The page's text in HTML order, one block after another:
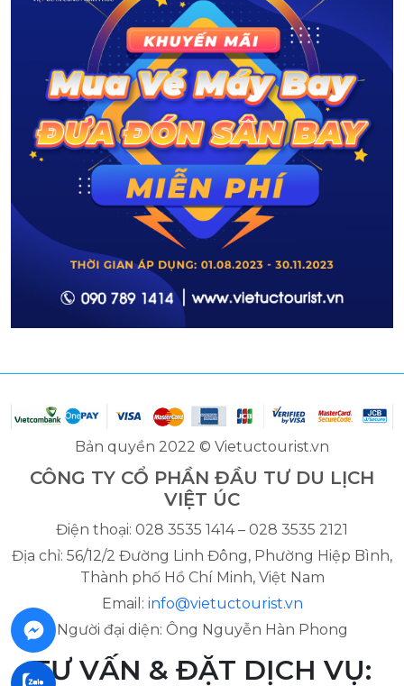
Bản quyền 2022 © Vietuctourist.vn
CÔNG TY CỔ PHẦN ĐẦU TƯ DU LỊCH
VIỆT ÚC
Điện thoại: 028 3535 1414 – 028 3535 2121
Địa chỉ: 56/12/2 Đường Linh Đông, Phường Hiệp Bình,
Thành phố Hồ Chí Minh, Việt Nam
Email: info@vietuctourist.vn
Người đại diện: Ông Nguyễn Hàn Phong
TƯ VẤN & ĐẶT DỊCH VỤ: